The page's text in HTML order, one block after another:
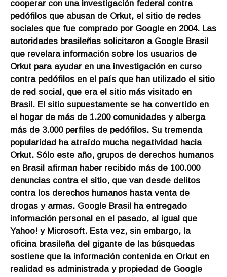
cooperar con una investigación federal contra
pedófilos que abusan de Orkut, el sitio de redes
sociales que fue comprado por Google en 2004. Las
autoridades brasileñas solicitaron a Google Brasil
que revelara información sobre los usuarios de
Orkut para ayudar en una investigación en curso
contra pedófilos en el país que han utilizado el sitio
de red social, que era el sitio más visitado en
Brasil. El sitio supuestamente se ha convertido en
el hogar de más de 1.200 comunidades y alberga
más de 3.000 perfiles de pedófilos. Su tremenda
popularidad ha atraído mucha negatividad hacia
Orkut. Sólo este año, grupos de derechos humanos
en Brasil afirman haber recibido más de 100.000
denuncias contra el sitio, que van desde delitos
contra los derechos humanos hasta venta de
drogas y armas. Google Brasil ha entregado
información personal en el pasado, al igual que
Yahoo! y Microsoft. Esta vez, sin embargo, la
oficina brasileña del gigante de las búsquedas
sostiene que la información contenida en Orkut en
realidad es administrada y propiedad de Google